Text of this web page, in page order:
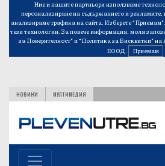
Ние и нашите партньори използваме
персонализиране на съдържанието и
анализираме трафика на сайта. Изберете
тези технологии. За повече информация, моля
за Поверителност”и“Политика за Бисквитки”на
ЕООД.
Приемам
НОВИНИ МУЛТИМЕДИЯ